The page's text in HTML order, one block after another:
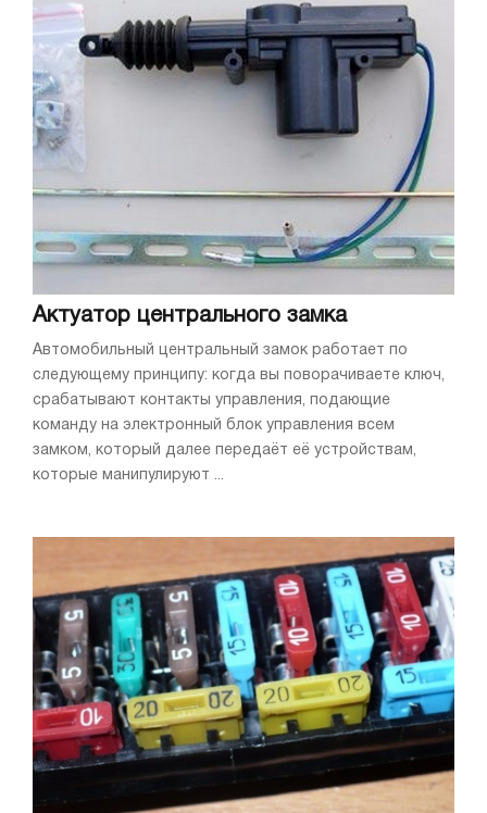
Актуатор центрального замка
Автомобильный центральный замок работает по
следующему принципу: когда вы поворачиваете ключ,
срабатывают контакты управления, подающие
команду на электронный блок управления всем
замком, который далее передаёт её устройствам,
которые манипулируют ...